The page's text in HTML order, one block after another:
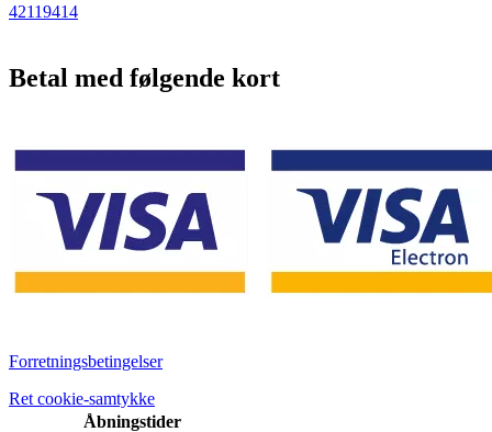
42119414
Betal med følgende kort
Forretningsbetingelser
Ret cookie-samtykke
Åbningstider